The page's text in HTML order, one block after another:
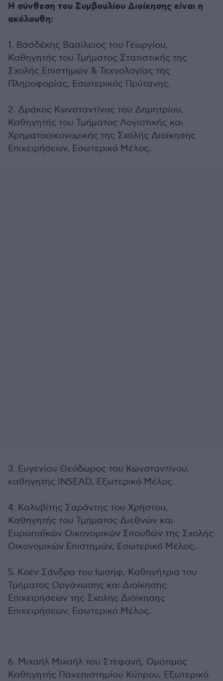
Η σύνθεση του Συμβουλίου Διοίκησης είναι η
ακόλουθη:
1. Βασδέκης Βασίλειος του Γεωργίου,
Καθηγητής του Τμήματος Στατιστικής της
Σχολής Επιστημών & Τεχνολογίας της
Πληροφορίας, Εσωτερικός Πρύτανης.
2. Δράκος Κωνσταντίνος του Δημητρίου,
Καθηγητής του Τμήματος Λογιστικής και
Χρηματοοικονομικής της Σχολής Διοίκησης
Επιχειρήσεων, Εσωτερικό Μέλος.
3. Ευγενίου Θεόδωρος του Κωνσταντίνου,
καθηγητής INSEAD, Εξωτερικό Μέλος.
4. Καλυβίτης Σαράντης του Χρήστου,
Καθηγητής του Τμήματος Διεθνών και
Ευρωπαϊκών Οικονομικών Σπουδών της Σχολής
Οικονομικών Επιστημών, Εσωτερικό Μέλος.
5. Κοέν Σάνδρα του Ιωσήφ, Καθηγήτρια του
Τμήματος Οργάνωσης και Διοίκησης
Επιχειρήσεων της Σχολής Διοίκησης
Επιχειρήσεων, Εσωτερικό Μέλος.
6. Μιχαήλ Μιχαήλ του Στεφανή, Ομότιμος
Καθηγητής Πανεπιστημίου Κύπρου, Εξωτερικό